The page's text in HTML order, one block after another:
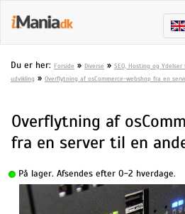
Du er her: Forside » Diverse » SEO, Hosting og
udvikling » Overflytning af osCommerce-webshop fra en
Overflytning af
fra en server til en
På lager. Afsendes efter 0-2 hverdage.